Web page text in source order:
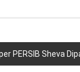
PERSIB Sheva